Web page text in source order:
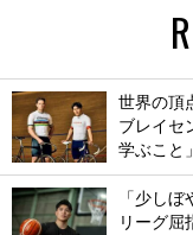
世界の頂
ブレイセ
学ぶこと
「少し
リーグ屈